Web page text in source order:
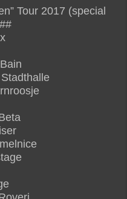
Tour 2017 (special